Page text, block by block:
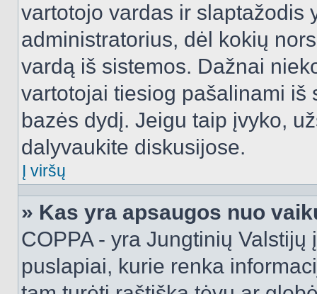
vartotojo vardas ir slaptažodis
administratorius, dėl kokių
vardą iš sistemos. Dažnai
vartotojai tiesiog pašalinami iš
bazės dydį. Jeigu taip įvyko,
dalyvaukite diskusijose.
Į viršų
» Kas yra apsaugos nuo
COPPA - yra Jungtinių
puslapiai, kurie renka